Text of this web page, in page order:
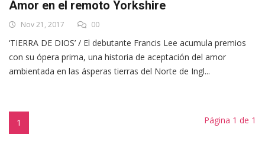
Amor en el remoto Yorkshire
Nov 21, 2017 00
‘TIERRA DE DIOS’ / El debutante Francis Lee acumula premios
con su ópera prima, una historia de aceptación del amor
ambientada en las ásperas tierras del Norte de Ingl...
1 Página 1 de 1